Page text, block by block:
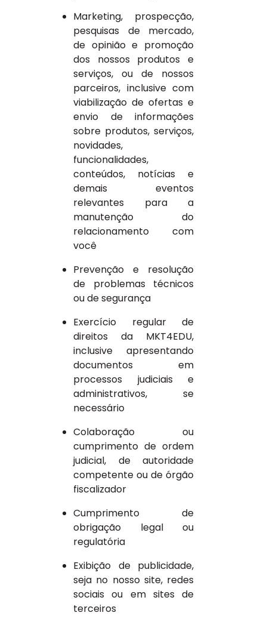
Marketing, prospecção,
pesquisas de mercado,
de opinião e promoção
dos nossos produtos e
serviços, ou de nossos
parceiros, inclusive com
viabilização de ofertas e
envio de informações
sobre produtos, serviços,
novidades,
funcionalidades,
conteúdos, notícias e
demais eventos
relevantes para a
manutenção do
relacionamento com
você
Prevenção e resolução
de problemas técnicos
ou de segurança
Exercício regular de
direitos da MKT4EDU,
inclusive apresentando
documentos em
processos judiciais e
administrativos, se
necessário
Colaboração ou
cumprimento de ordem
judicial, de autoridade
competente ou de órgão
fiscalizador
Cumprimento de
obrigação legal ou
regulatória
Exibição de publicidade,
seja no nosso site, redes
sociais ou em sites de
terceiros